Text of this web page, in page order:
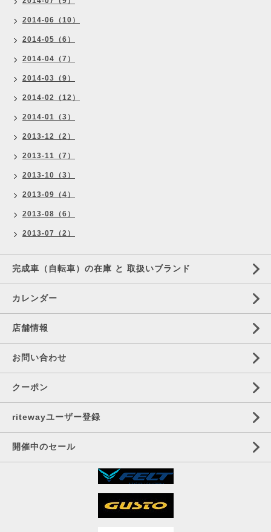
2014-06（10）
2014-05（6）
2014-04（7）
2014-03（9）
2014-02（12）
2014-01（3）
2013-12（2）
2013-11（7）
2013-10（3）
2013-09（4）
2013-08（6）
2013-07（2）
完成車（自転車）の在庫 と 取扱いブランド
カレンダー
店舗情報
お問い合わせ
クーポン
ritewayユーザー登録
開催中のセール